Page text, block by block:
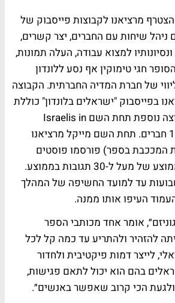
מרציאנו לקבוצות פייסבוק של
ניהל שיחות עם החברים, יצר קשרים,
למצוא עבודה, העלה תמונות,
חגי טימוקין אף נסע ללונדון
של חברת המדיה החברתית. הקבוצה
בפייסבוק "ישראלים בלונדון" כוללת
כ-4,530 חברים וקבוצה נוספת תחת השם Israelis in
london כוללת 1,800 חברים. תחת השם מייקל מרציאנו
המככבת בספר) פורסמו פוסטים
בקבוצה שהובילו לממוצע של מעל ל-30 תגובות בממוצע.
פעל כ-6 שבועות עד למועד החשיפה של המהלך
העיפו אותו ממנה.
אומר אחד מכותבי הספר
להזהיר ולהתריע עד כמה קל לכל
לייצר דמות פיקטיבית ולחדור
בהם הוא יכול לתאם פגישות,
הכי קרוב שאפשר באנשים״.